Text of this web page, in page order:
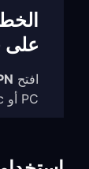
على
افتح
PC أو Mac